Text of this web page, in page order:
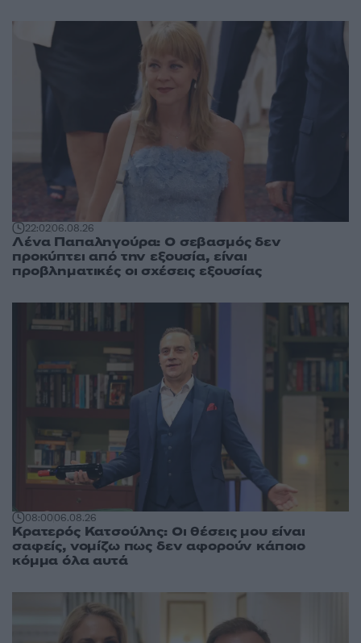
22:0206.08.26
Λένα Παπαληγούρα: Ο σεβασμός δεν
προκύπτει από την εξουσία, είναι
προβληματικές οι σχέσεις εξουσίας
08:0006.08.26
Κρατερός Κατσούλης: Οι θέσεις μου είναι
σαφείς, νομίζω πως δεν αφορούν κάποιο
κόμμα όλα αυτά